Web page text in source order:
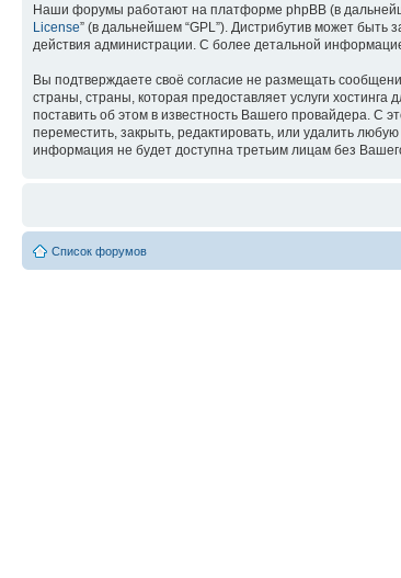
Наши форумы работают на платформе phpBB (в
License” (в дальнейшем “GPL”). Дистрибутив может быть
действия администрации. С более детальной
Вы подтверждаете своё согласие не размещать
страны, страны, которая предоставляет услуги
поставить об этом в известность Вашего провайдера. С
переместить, закрыть, редактировать, или удалить
информация не будет доступна третьим лицам без
Список форумов